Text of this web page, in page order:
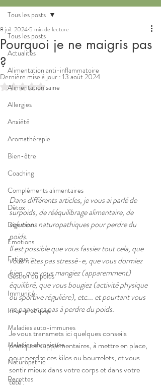
Tous les posts
Actualités
Alimentation anti-inflammatoire
Alimentation saine
Allergies
Anxiété
Aromathérapie
Bien-être
Coaching
Compléments alimentaires
Détox
Digestion
Emotions
Fatigue
Gestion du poids
Immunité
Infos-pratiques
Maladies auto-immunes
Maladies chroniques
Naturopathie
Recettes
Tous les posts
Pourquoi je ne maigris pas
?
8 juil. 2024 5 min de lecture
Dernière mise à jour : 13 août 2024
Noté NaN étoiles sur 5.
Dans différents articles, je vous ai parlé de
surpoids, de rééquilibrage alimentaire, de
solutions naturopathiques pour perdre du
poids.
Il est possible que vous fassiez tout cela, que
vous n'êtes pas stressé-e, que vous dormiez
bien, que vous mangiez (apparemment)
équilibré, que vous bougiez (activité physique
ou sportive régulière), etc... et pourtant vous
ne parvenez pas à perdre du poids.
Je vous transmets ici quelques conseils
pratiques supplémentaires, à mettre en place,
pour perdre ces kilos ou bourrelets, et vous
sentir mieux dans votre corps et dans votre
tête :